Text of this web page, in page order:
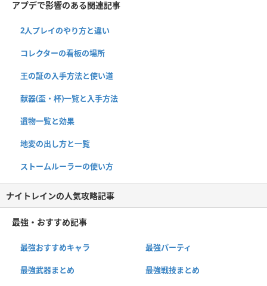
アプデで影響のある関連記事
2人プレイのやり方と違い
コレクターの看板の場所
王の証の入手方法と使い道
献器(盃・杯)一覧と入手方法
遺物一覧と効果
地変の出し方と一覧
ストームルーラーの使い方
ナイトレインの人気攻略記事
最強・おすすめ記事
最強おすすめキャラ 最強パーティ
最強武器まとめ 最強戦技まとめ